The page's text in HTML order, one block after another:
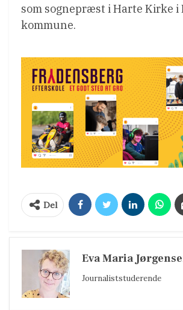
som sognepræst i Harte Kirke i
kommune.
Del
Eva Maria
Journaliststuderende